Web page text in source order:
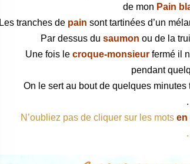
de mon Pain
Les tranches de pain sont tartinées d’un
Par dessus dusaumon ou de la
Une fois le croque-monsieurfermé il
pendant
On le sert au bout de quelques
.
N’oubliez pas de cliquer sur les mots en
.